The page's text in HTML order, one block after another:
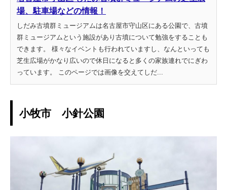
場、駐車場などの情報！
しだみ古墳群ミュージアムは名古屋市守山区にある公園で、古墳
群ミュージアムという施設があり古墳について勉強をすることも
できます。 様々なイベントも行われていますし、なんといっても
芝生広場がかなり広いので休日になると多くの家族連れでにぎわ
っています。 このページでは画像を交えてしだ...
小牧市 小針公園